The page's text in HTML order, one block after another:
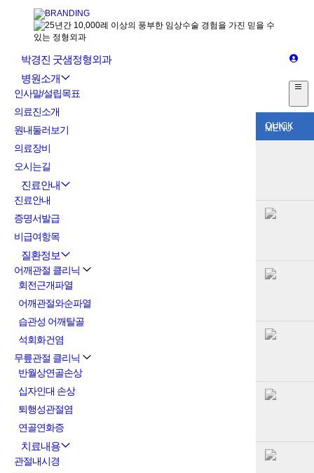
QUICK
MENU
박경진 굿샘정형외과
병원소개
인사말/설립목표
의료진소개
원내둘러보기
의료장비
오시는길
진료안내
진료안내
증명서발급
비급여항목
질환정보
어깨관절 클리닉
회전근개파열
어깨관절와순파열
습관성 어깨탈골
석회화건염
무릎관절 클리닉
반월상연골손상
십자인대 손상
퇴행성관절염
연골연화증
치료내용
관절내시경